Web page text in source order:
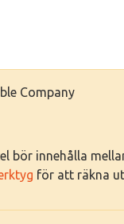
Company
bör innehålla
för att räkna